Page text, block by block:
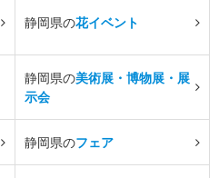
静岡県の花イベント
静岡県の美術展・博物展・展
示会
静岡県のフェア